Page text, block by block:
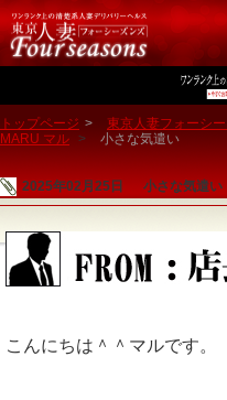
トップページ > 東京人妻フォーシ
MARU マル > 小さな気遣い
2025年02月25日 小さな気遣い
こんにちは＾＾マルです。